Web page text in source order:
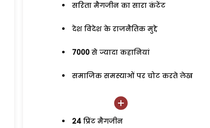
सरिता मैगजीन का सारा कंटेंट
देश विदेश के राजनैतिक मुद्दे
7000 से ज्यादा कहानियां
समाजिक समस्याओं पर चोट करते लेख
24 प्रिंट मैगजीन